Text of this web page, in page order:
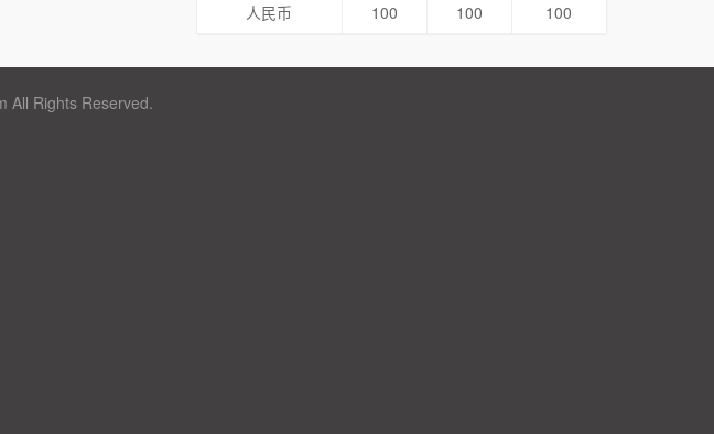
人民币
100 100 100
All Rights Reserved.